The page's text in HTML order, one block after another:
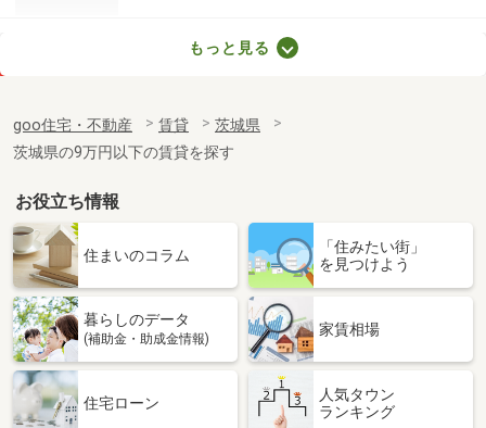
専有面積
30.03m²
間取り
ワンルーム
茨城県古河市東２
価 格
7.50万円
茨城県古河市東２
専有面積 40.27m²
間取り
茨城県古河市大堤
もっと見る
goo住宅・不動産 賃貸
茨城県
茨城県の9万円以下の賃貸を探す
お役立ち情報
住まいのコラム
「住みたい街」
を見つけよう
暮らしのデータ
(補助金・助成金情報)
家賃相場
住宅ローン
人気タウン
ランキング